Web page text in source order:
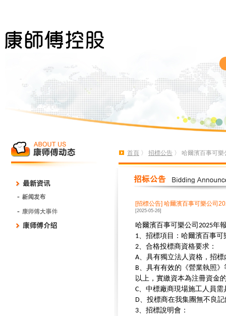
首頁 〉 招標公告 〉 哈爾濱百事可
[招標公告] 哈爾濱百事可樂公司
[2025-05-26]
哈爾濱百事可樂公司 2025年
1、招標項目：哈爾濱百事可
2、合格投標商資格要求：
A、具有獨立法人資格，招
B、具有有效的《營業執照
以上，實繳資本為注冊資金
C、中標廠商現場施工人員需
D、投標商在我集團無不良
3、招標說明會：